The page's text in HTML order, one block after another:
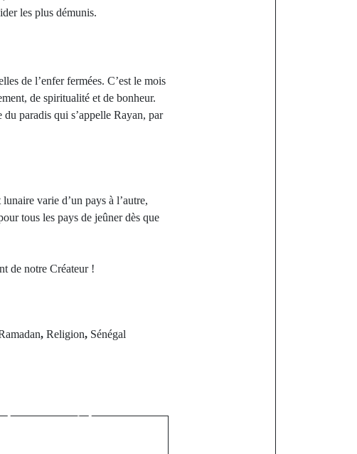
les plus démunis.
de l’enfer fermées. C’est le mois
de spiritualité et de bonheur.
paradis qui s’appelle Rayan, par
varie d’un pays à l’autre,
tous les pays de jeûner dès que
de notre Créateur !
, Religion, Sénégal